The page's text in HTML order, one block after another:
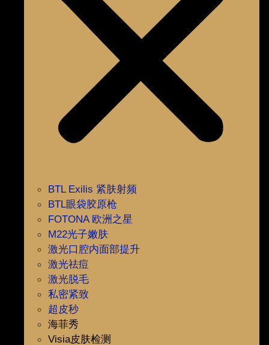
BTL Exilis 紧肤射频
BTL眼袋胶原枪
FOTONA 欧洲之星
M22光子嫩肤
激光口腔内面部提升
激光祛痘
激光脱毛
私密紧致
超皮秒
海菲秀
Visia皮肤检测